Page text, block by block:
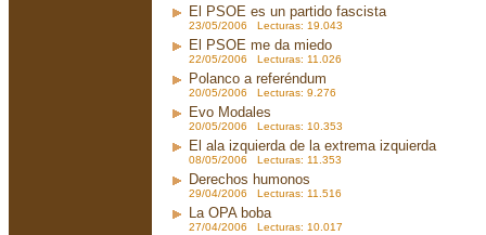
El PSOE es un partido fascista
23/05/2006 Lecturas: 19.043
El PSOE me da miedo
22/05/2006 Lecturas: 11.026
Polanco a referéndum
20/05/2006 Lecturas: 9.276
Evo Modales
20/05/2006 Lecturas: 10.353
El ala izquierda de la extrema izquierda
08/05/2006 Lecturas: 11.353
Derechos humonos
29/04/2006 Lecturas: 11.516
La OPA boba
27/04/2006 Lecturas: 10.017